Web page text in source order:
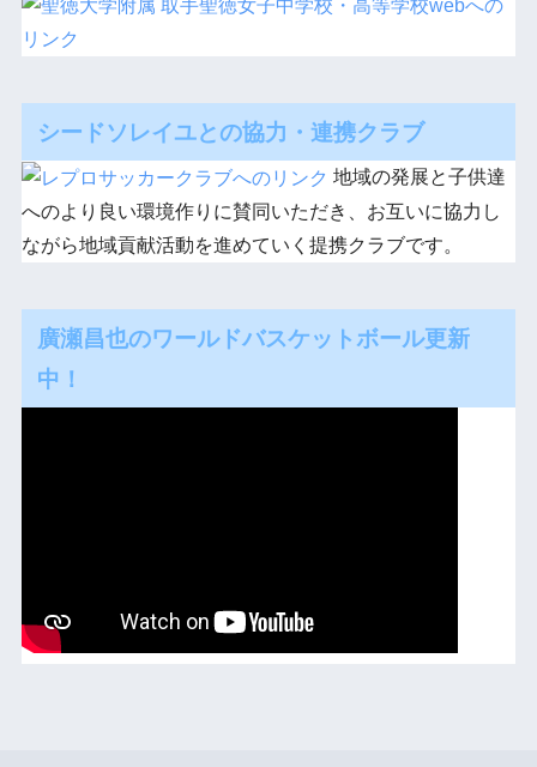
シードソレイユとの協力・連携クラブ
地域の発展と子供達
へのより良い環境作りに賛同いただき、お互いに協力し
ながら地域貢献活動を進めていく提携クラブです。
廣瀬昌也のワールドバスケットボール更新
中！